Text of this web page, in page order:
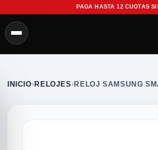
PAGA HASTA 12 CUOTAS
INICIO›RELOJES›RELOJ SAMSUNG